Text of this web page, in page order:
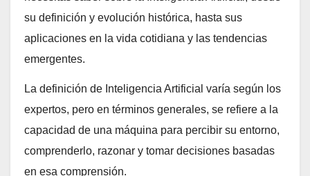
su definición y evolución histórica, hasta sus
aplicaciones en la vida cotidiana y las tendencias
emergentes.
La definición de Inteligencia Artificial varía según los
expertos, pero en términos generales, se refiere a la
capacidad de una máquina para percibir su entorno,
comprenderlo, razonar y tomar decisiones basadas
en esa comprensión.